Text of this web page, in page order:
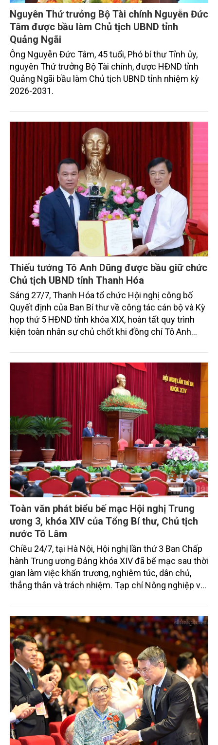
Nguyên Thứ trưởng Bộ Tài chính Nguyễn Đức
Tâm được bầu làm Chủ tịch UBND tỉnh
Quảng Ngãi
Ông Nguyễn Đức Tâm, 45 tuổi, Phó bí thư Tỉnh ủy,
nguyên Thứ trưởng Bộ Tài chính, được HĐND tỉnh
Quảng Ngãi bầu làm Chủ tịch UBND tỉnh nhiệm kỳ
2026-2031.
Thiếu tướng Tô Anh Dũng được bầu giữ chức
Chủ tịch UBND tỉnh Thanh Hóa
Sáng 27/7, Thanh Hóa tổ chức Hội nghị công bố
Quyết định của Ban Bí thư về công tác cán bộ và Kỳ
họp thứ 5 HĐND tỉnh khóa XIX, hoàn tất quy trình
kiện toàn nhân sự chủ chốt khi đồng chí Tô Anh
được bầu làm Chủ tịch UBND tỉnh.
Toàn văn phát biểu bế mạc Hội nghị Trung
ương 3, khóa XIV của Tổng Bí thư, Chủ tịch
nước Tô Lâm
Chiều 24/7, tại Hà Nội, Hội nghị lần thứ 3 Ban Chấp
hành Trung ương Đảng khóa XIV đã bế mạc sau thời
gian làm việc khẩn trương, nghiêm túc, dân chủ,
thẳng thắn và trách nhiệm. Tạp chí Nông nghiệp và
biểu của Tổng Bí thư, Chủ tịch nước Tô Lâm bế mạc
hội nghị.